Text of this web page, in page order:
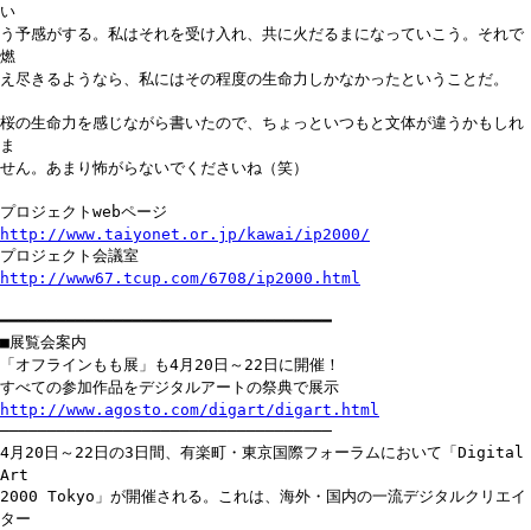
い
う予感がする。私はそれを受け入れ、共に火だるまになっていこう。それで
燃
え尽きるようなら、私にはその程度の生命力しかなかったということだ。
桜の生命力を感じながら書いたので、ちょっといつもと文体が違うかもしれ
ま
せん。あまり怖がらないでくださいね（笑）
プロジェクトwebページ
http://www.taiyonet.or.jp/kawai/ip2000/
プロジェクト会議室
http://www67.tcup.com/6708/ip2000.html
━━━━━━━━━━━━━━━━━━━━━━━━━━━━━━━━━━━
■展覧会案内
「オフラインもも展」も4月20日～22日に開催！
すべての参加作品をデジタルアートの祭典で展示
http://www.agosto.com/digart/digart.html
───────────────────────────────────
4月20日～22日の3日間、有楽町・東京国際フォーラムにおいて「Digital
Art
2000 Tokyo」が開催される。これは、海外・国内の一流デジタルクリエイ
ター